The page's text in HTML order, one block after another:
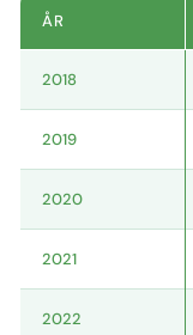
ÅR
2018
2019
2020
2021
2022